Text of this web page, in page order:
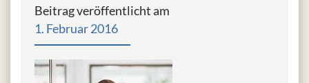
Beitrag veröffentlicht am
1. Februar 2016